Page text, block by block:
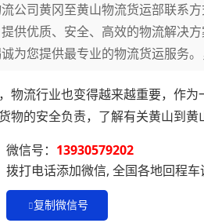
公司黄冈至黄山物流货运部联系
供优质、安全、高效的物流解决
为您提供最专业的物流货运服务
物流行业也变得越来越重要，作
物的安全负责，了解有关黄山到黄
微信号： 13930579202
拨打电话添加微信, 全国各地回程车
复制微信号